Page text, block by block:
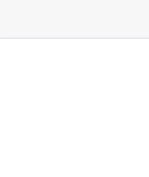
Copyright AKI-